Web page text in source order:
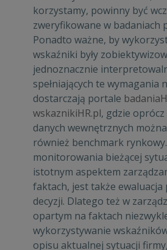
korzystamy, powinny być
zweryfikowane w badaniach
Ponadto ważne, by
wskaźniki były
jednoznacznie
spełniających te wymagania
dostarczają portale
wskaznikiHR.pl, gdzie
danych wewnętrznych
również benchmark
monitorowania bieżącej
istotnym aspektem
faktach, jest także ewaluacja
decyzji. Dlatego też w
opartym na faktach
wykorzystywanie
opisu aktualnej sytuacji